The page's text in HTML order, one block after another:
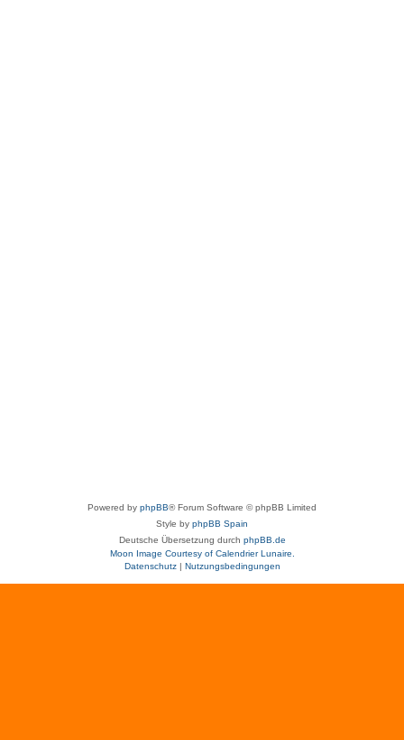
Powered by phpBB® Forum Software © phpBB Limited
Style by phpBB Spain
Deutsche Übersetzung durch phpBB.de
Moon Image Courtesy of Calendrier Lunaire.
Datenschutz| Nutzungsbedingungen